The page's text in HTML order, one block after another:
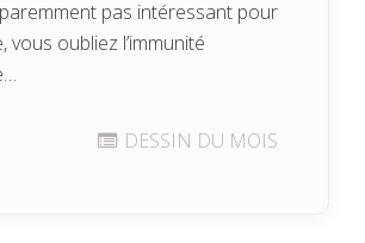
pas intéressant pour
vous oubliez l’immunité
DESSIN DU MOIS